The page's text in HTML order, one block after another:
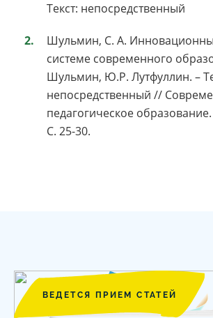
Текст: непосредственный
Шульмин, С. А.
системе современного
Шульмин, Ю.Р. Лутфуллин. –
непосредственный //
педагогическое
С. 25-30.
ВЕДЕТСЯ ПРИЕМ СТАТЕЙ